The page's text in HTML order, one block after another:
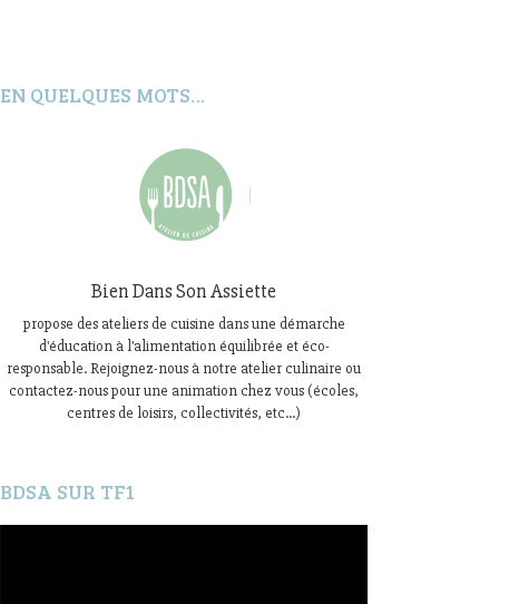
EN QUELQUES MOTS…
Bien Dans Son Assiette
propose des ateliers de cuisine dans une démarche
d'éducation à l'alimentation équilibrée et éco-
responsable. Rejoignez-nous à notre atelier culinaire ou
contactez-nous pour une animation chez vous (écoles,
centres de loisirs, collectivités, etc...)
BDSA SUR TF1